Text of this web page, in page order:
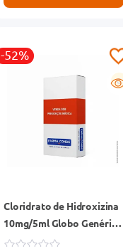
-52%
G
Cloridrato de Hidroxizina
10mg/5ml Globo Genérico
Solução Oral Frasco